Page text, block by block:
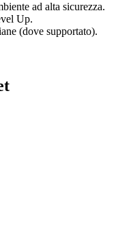
ad alta sicurezza.
Up.
(dove supportato).